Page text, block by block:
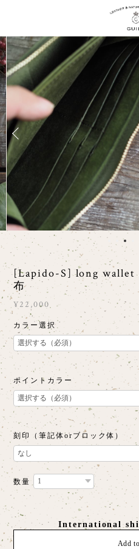
[Lapido-S] long wallet
布
¥22,000
カラー選択
ポイントカラー
刻印（筆記体orブロック体）
数量
International
Add